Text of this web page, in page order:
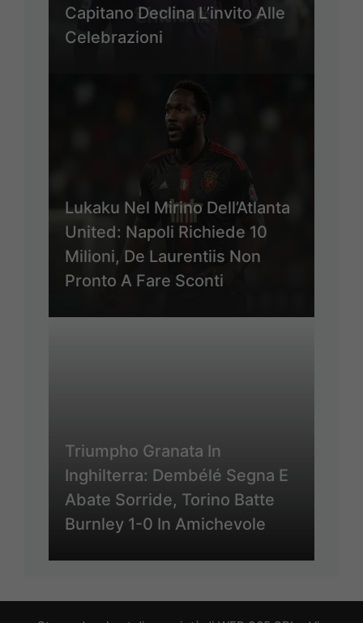
Capitano Declina L’invito Alle
Celebrazioni
Lukaku Nel Mirino Dell’Atlanta
United: Napoli Richiede 10
Milioni, De Laurentiis Non
Pronto A Fare Sconti
Triumpho Granata In
Inghilterra: Dembélé Segna E
Abate Sorride, Torino Batte
Burnley 1-0 In Amichevole